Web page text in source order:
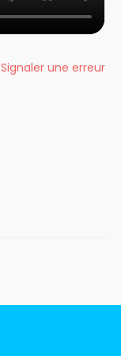
Signaler une erreur